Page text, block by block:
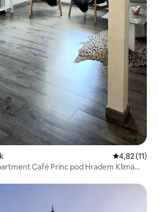
4,82 (11)
Café Princ pod Hradem Klima